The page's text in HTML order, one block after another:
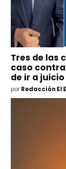
Tres de las
caso
de ir a juicio
por Redacción El